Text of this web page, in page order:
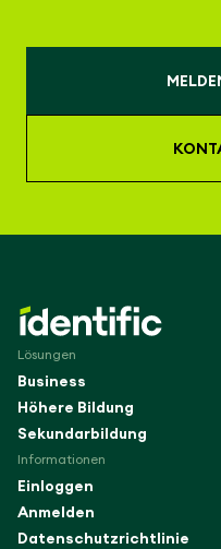
Lösungen
Business
Höhere Bildung
Sekundarbildung
Informationen
Einloggen
Anmelden
Datenschutzrichtlinie